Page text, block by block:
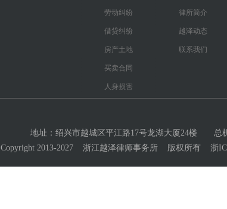
地址：绍兴市越城区平江路17号龙湖大厦24楼 总
Copyright 2013-2027 浙江越泽律师事务所 版权所有 浙
劳动纠纷
借贷纠纷
房产土地
买卖合同
人身损害
律所简介
越泽动态
联系我们